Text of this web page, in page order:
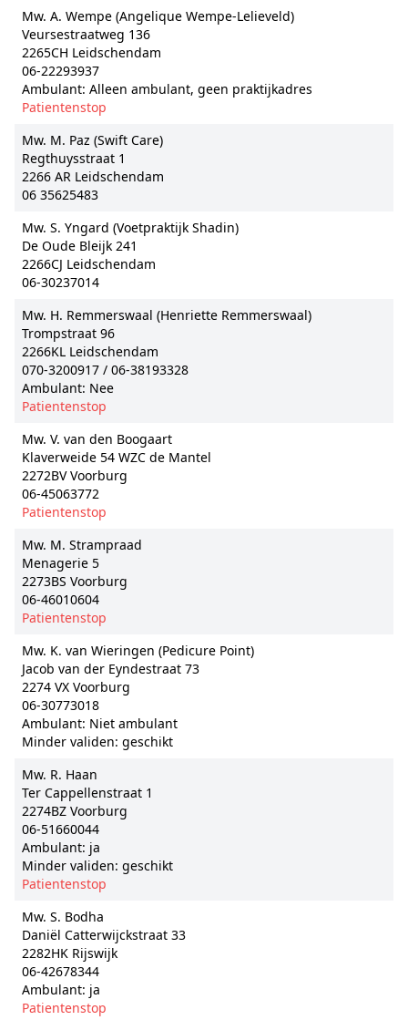
Mw. A. Wempe (Angelique Wempe-Lelieveld)
Veursestraatweg 136
2265CH Leidschendam
06-22293937
Ambulant: Alleen ambulant, geen praktijkadres
Patientenstop
Mw. M. Paz (Swift Care)
Regthuysstraat 1
2266 AR Leidschendam
06 35625483
Mw. S. Yngard (Voetpraktijk Shadin)
De Oude Bleijk 241
2266CJ Leidschendam
06-30237014
Mw. H. Remmerswaal (Henriette Remmerswaal)
Trompstraat 96
2266KL Leidschendam
070-3200917 / 06-38193328
Ambulant: Nee
Patientenstop
Mw. V. van den Boogaart
Klaverweide 54 WZC de Mantel
2272BV Voorburg
06-45063772
Patientenstop
Mw. M. Strampraad
Menagerie 5
2273BS Voorburg
06-46010604
Patientenstop
Mw. K. van Wieringen (Pedicure Point)
Jacob van der Eyndestraat 73
2274 VX Voorburg
06-30773018
Ambulant: Niet ambulant
Minder validen: geschikt
Mw. R. Haan
Ter Cappellenstraat 1
2274BZ Voorburg
06-51660044
Ambulant: ja
Minder validen: geschikt
Patientenstop
Mw. S. Bodha
Daniël Catterwijckstraat 33
2282HK Rijswijk
06-42678344
Ambulant: ja
Patientenstop